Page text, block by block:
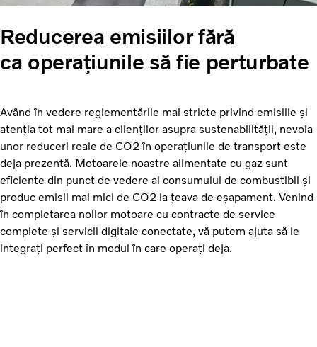
Reducerea emisiilor fără
ca operațiunile să fie perturbate
Având în vedere reglementările mai stricte privind emisiile și
atenția tot mai mare a clienților asupra sustenabilității, nevoia
unor reduceri reale de CO2 în operațiunile de transport este
deja prezentă. Motoarele noastre alimentate cu gaz sunt
eficiente din punct de vedere al consumului de combustibil și
produc emisii mai mici de CO2 la țeava de eșapament. Venind
în completarea noilor motoare cu contracte de service
complete și servicii digitale conectate, vă putem ajuta să le
integrați perfect în modul în care operați deja.